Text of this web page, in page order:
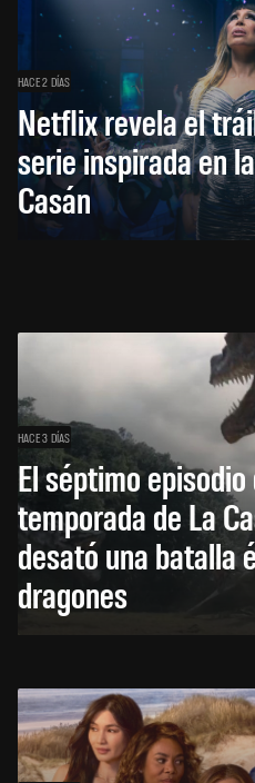
HACE 2 DÍAS
Netflix revela el
serie inspirada en
Casán
HACE 3 DÍAS
El séptimo
temporada de La
desató una batalla
dragones